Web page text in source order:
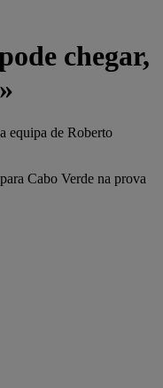
chegar,
equipa de Roberto
Cabo Verde na prova